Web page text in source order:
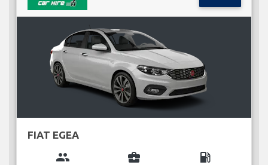
FIAT EGEA
group business_center local_gas_station